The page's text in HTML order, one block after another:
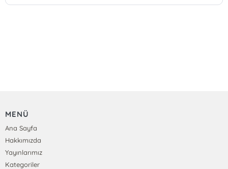
MENÜ
Ana Sayfa
Hakkımızda
Yayınlarımız
Kategoriler